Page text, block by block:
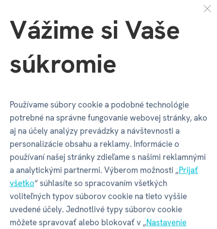
pôvod
alebo krátky veselý profil, ktorý dodáva
darčeku jedinečný charakter.
Vďakaodnímateľnej zadnej strane
vkladá apraktická opierkaumožňuje rámik postaviť
toho, aby zaberal príliš veľa miesta. Fotorámček
nemožno zavesiť na stenu.
Detský fotorámik s menomje skvelou voľbou
nanarodeniny, meniny, Vianocealebo ako osobný
darček pre malého oslávenca.
Fotorámik je vhodný na fotografie s rozmermi 8,5 x 11
cm.
Vážime si Vaše
súkromie
Používame súbory cookie a podobné technológie
potrebné na správne fungovanie webovej stránky, ako
aj na účely analýzy prevádzky a návštevnosti a
personalizácie obsahu a reklamy. Informácie o
používaní našej stránky zdieľame s našimi reklamnými
a analytickými partnermi. Výberom možnosti „Prijať
všetko“ súhlasíte so spracovaním všetkých
voliteľných typov súborov cookie na tieto vyššie
uvedené účely. Jednotlivé typy súborov cookie
môžete spravovať alebo blokovať v „Nastavenie